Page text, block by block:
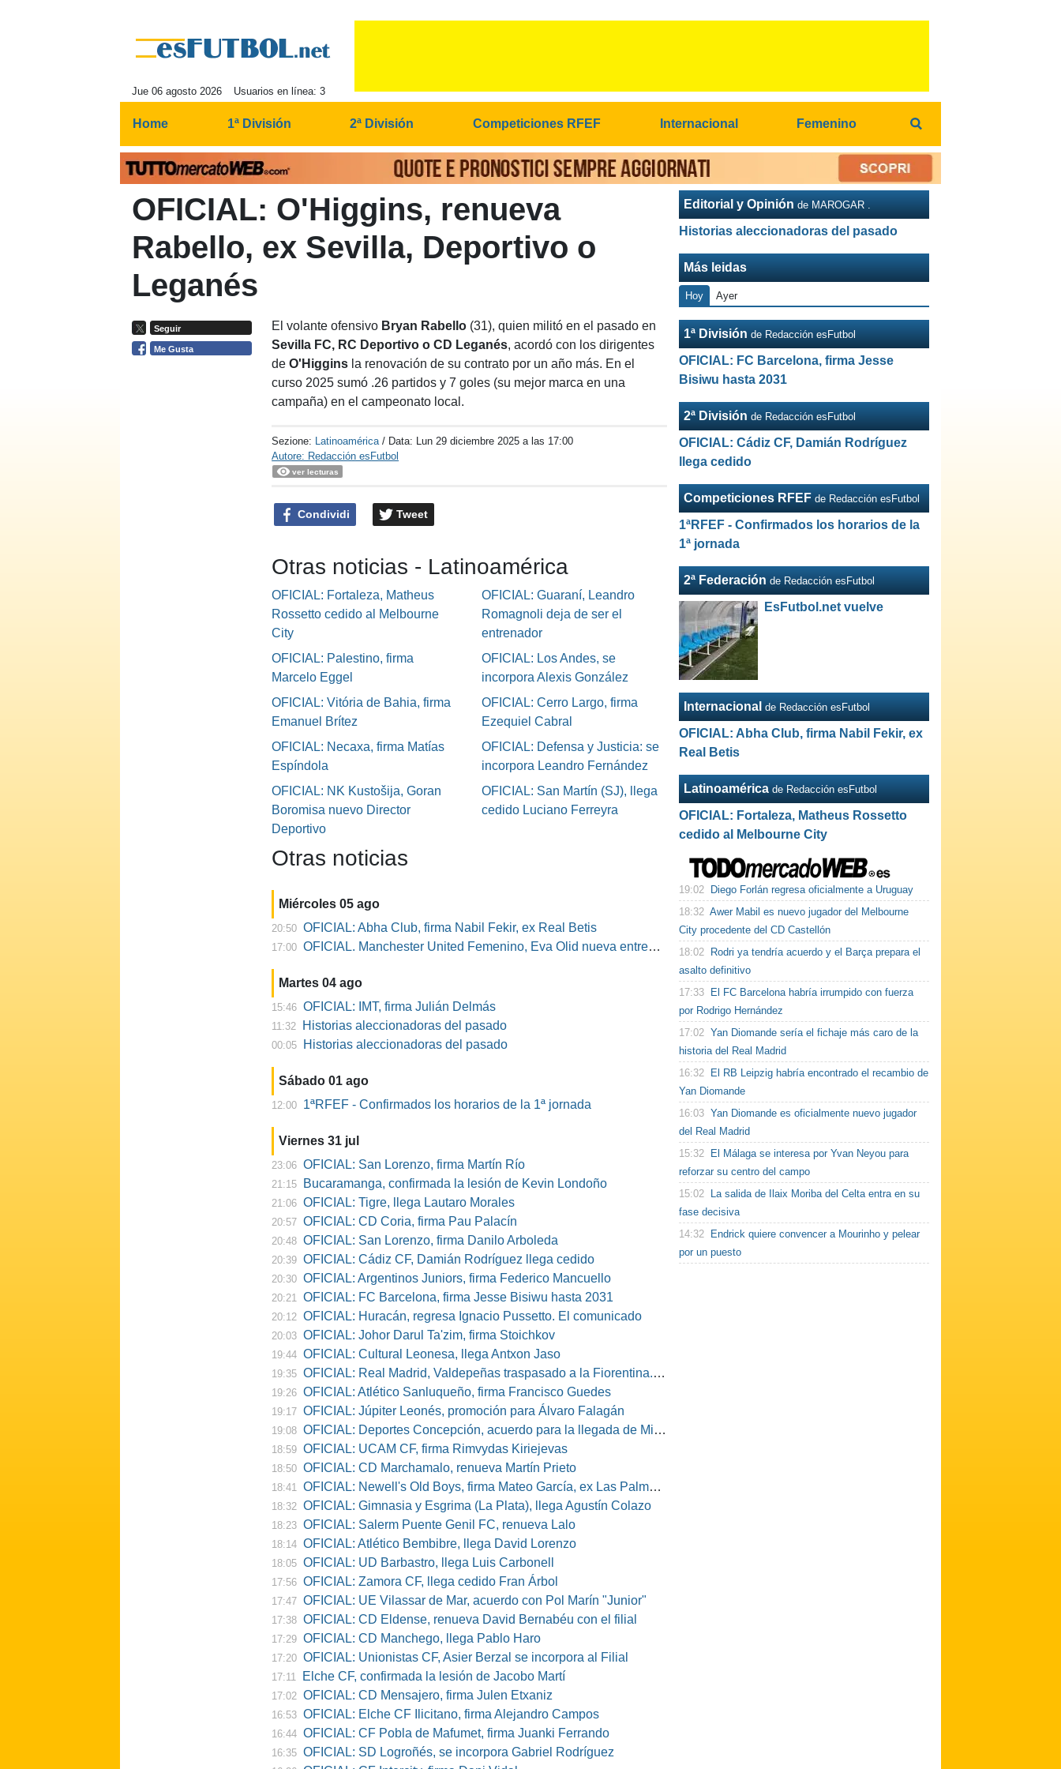
Jue 06 agosto 2026 Usuarios en línea: 3
Home 1ª División 2ª División Competiciones RFEF Internacional Femenino
OFICIAL: O'Higgins, renueva
Rabello, ex Sevilla, Deportivo o
Leganés
Seguir
Me Gusta
El volante ofensivo Bryan Rabello (31), quien militó en el pasado en
Sevilla FC, RC Deportivo o CD Leganés, acordó con los dirigentes
deO'Higgins la renovación de su contrato por un año más. En el
curso 2025 sumó .26 partidos y 7 goles (su mejor marca en una
campaña) en el campeonato local.
Sezione: Latinoamérica / Data: Lun 29 diciembre 2025 a las 17:00
Autore: Redacción esFutbol
ver lecturas
Condividi Tweet
Otras noticias - Latinoamérica
OFICIAL: Fortaleza, Matheus
Rossetto cedido al Melbourne
City
OFICIAL: Guaraní, Leandro
Romagnoli deja de ser el
entrenador
OFICIAL: Palestino, firma
Marcelo Eggel
OFICIAL: Los Andes, se
incorpora Alexis González
OFICIAL: Vitória de Bahia, firma
Emanuel Brítez
OFICIAL: Cerro Largo, firma
Ezequiel Cabral
OFICIAL: Necaxa, firma Matías
Espíndola
OFICIAL: Defensa y Justicia: se
incorpora Leandro Fernández
OFICIAL: NK Kustošija, Goran
Boromisa nuevo Director
Deportivo
OFICIAL: San Martín (SJ), llega
cedido Luciano Ferreyra
Otras noticias
Miércoles 05 ago
20:50 OFICIAL: Abha Club, firma Nabil Fekir, ex Real Betis
17:00 OFICIAL. Manchester United Femenino, Eva Olid nueva entrenadora
Martes 04 ago
15:46 OFICIAL: IMT, firma Julián Delmás
11:32 Historias aleccionadoras del pasado
00:05 Historias aleccionadoras del pasado
Sábado 01 ago
12:00 1ªRFEF - Confirmados los horarios de la 1ª jornada
Viernes 31 jul
23:06 OFICIAL: San Lorenzo, firma Martín Río
21:15 Bucaramanga, confirmada la lesión de Kevin Londoño
21:06 OFICIAL: Tigre, llega Lautaro Morales
20:57 OFICIAL: CD Coria, firma Pau Palacín
20:48 OFICIAL: San Lorenzo, firma Danilo Arboleda
20:39 OFICIAL: Cádiz CF, Damián Rodríguez llega cedido
20:30 OFICIAL: Argentinos Juniors, firma Federico Mancuello
20:21 OFICIAL: FC Barcelona, firma Jesse Bisiwu hasta 2031
20:12 OFICIAL: Huracán, regresa Ignacio Pussetto. El comunicado
20:03 OFICIAL: Johor Darul Ta'zim, firma Stoichkov
19:44 OFICIAL: Cultural Leonesa, llega Antxon Jaso
19:35 OFICIAL: Real Madrid, Valdepeñas traspasado a la Fiorentina. El comunicado
19:26 OFICIAL: Atlético Sanluqueño, firma Francisco Guedes
19:17 OFICIAL: Júpiter Leonés, promoción para Álvaro Falagán
19:08 OFICIAL: Deportes Concepción, acuerdo para la llegada de Miguel Barbieri
18:59 OFICIAL: UCAM CF, firma Rimvydas Kiriejevas
18:50 OFICIAL: CD Marchamalo, renueva Martín Prieto
18:41 OFICIAL: Newell's Old Boys, firma Mateo García, ex Las Palmas, Osasuna o Alcorcón
18:32 OFICIAL: Gimnasia y Esgrima (La Plata), llega Agustín Colazo
18:23 OFICIAL: Salerm Puente Genil FC, renueva Lalo
18:14 OFICIAL: Atlético Bembibre, llega David Lorenzo
18:05 OFICIAL: UD Barbastro, llega Luis Carbonell
17:56 OFICIAL: Zamora CF, llega cedido Fran Árbol
17:47 OFICIAL: UE Vilassar de Mar, acuerdo con Pol Marín "Junior"
17:38 OFICIAL: CD Eldense, renueva David Bernabéu con el filial
17:29 OFICIAL: CD Manchego, llega Pablo Haro
17:20 OFICIAL: Unionistas CF, Asier Berzal se incorpora al Filial
17:11 Elche CF, confirmada la lesión de Jacobo Martí
17:02 OFICIAL: CD Mensajero, firma Julen Etxaniz
16:53 OFICIAL: Elche CF Ilicitano, firma Alejandro Campos
16:44 OFICIAL: CF Pobla de Mafumet, firma Juanki Ferrando
16:35 OFICIAL: SD Logroñés, se incorpora Gabriel Rodríguez
Editorial y Opinión de MAROGAR .
Historias aleccionadoras del pasado
Más leidas
Hoy Ayer
1ª División de Redacción esFutbol
OFICIAL: FC Barcelona, firma Jesse
Bisiwu hasta 2031
2ª División de Redacción esFutbol
OFICIAL: Cádiz CF, Damián Rodríguez
llega cedido
Competiciones RFEF de Redacción esFutbol
1ªRFEF - Confirmados los horarios de la
1ª jornada
2ª Federación de Redacción esFutbol
EsFutbol.net vuelve
Internacional de Redacción esFutbol
OFICIAL: Abha Club, firma Nabil Fekir, ex
Real Betis
Latinoamérica de Redacción esFutbol
OFICIAL: Fortaleza, Matheus Rossetto
cedido al Melbourne City
19:02
Diego Forlán regresa oficialmente a Uruguay
18:32 Awer Mabil es nuevo jugador del Melbourne
City procedente del CD Castellón
18:02
Rodri ya tendría acuerdo y el Barça prepara el
asalto definitivo
17:33
El FC Barcelona habría irrumpido con fuerza
por Rodrigo Hernández
17:02 Yan Diomande sería el fichaje más caro de la
historia del Real Madrid
16:32
El RB Leipzig habría encontrado el recambio de
Yan Diomande
16:03 Yan Diomande es oficialmente nuevo jugador
del Real Madrid
15:32
El Málaga se interesa por Yvan Neyou para
reforzar su centro del campo
15:02
La salida de Ilaix Moriba del Celta entra en su
fase decisiva
14:32
Endrick quiere convencer a Mourinho y pelear
por un puesto